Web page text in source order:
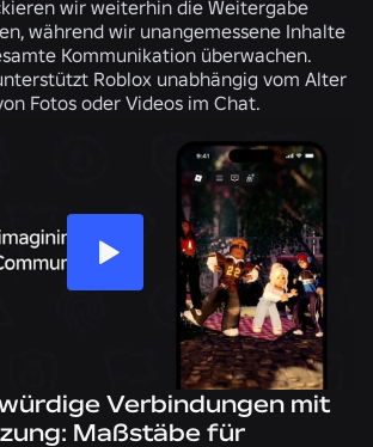
wir weiterhin die Weitergabe
während wir unangemessene Inhalte
Kommunikation überwachen.
Roblox unabhängig vom Alter
Fotos oder Videos im Chat.
Verbindungen mit
Maßstäbe für